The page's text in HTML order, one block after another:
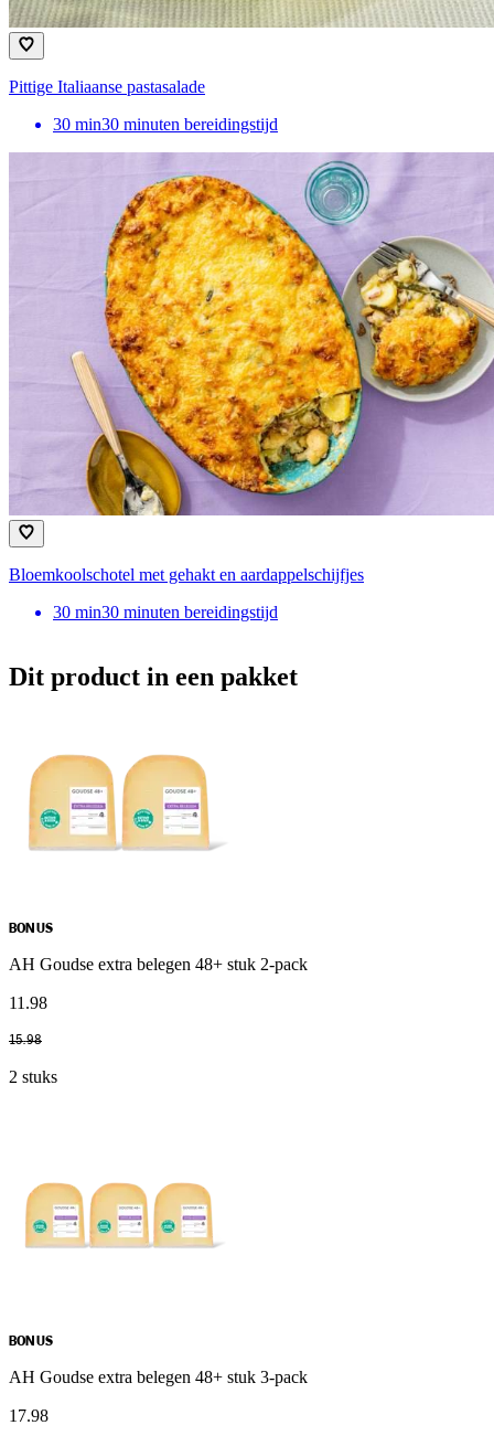
Pittige Italiaanse pastasalade
30 min30 minuten bereidingstijd
Bloemkoolschotel met gehakt en aardappelschijfjes
30 min30 minuten bereidingstijd
Dit product in een pakket
BONUS
AH Goudse extra belegen 48+ stuk 2-pack
11 .98
15.98
2 stuks
BONUS
AH Goudse extra belegen 48+ stuk 3-pack
17.98